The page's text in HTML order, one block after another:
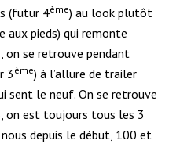
(futur 4ème) au look plutôt
aux pieds) qui remonte
on se retrouve pendant
3 ème) à l’allure de trailer
sent le neuf. On se retrouve
on est toujours tous les 3
depuis le début, 100 et